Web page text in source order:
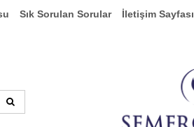
Sık Sorulan Sorular İletişim Sayfası